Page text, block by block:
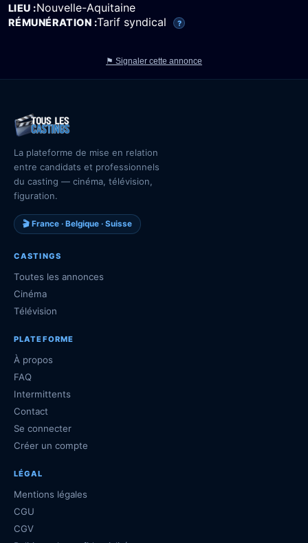
LIEU Nouvelle-Aquitaine
RÉMUNÉRATION Tarif syndical ?
⚑ Signaler cette annonce
La plateforme de mise en relation
entre candidats et professionnels
du casting — cinéma, télévision,
figuration.
🎬 France · Belgique · Suisse
CASTINGS
Toutes les annonces
Cinéma
Télévision
PLATEFORME
À propos
FAQ
Intermittents
Contact
Se connecter
Créer un compte
LÉGAL
Mentions légales
CGU
CGV